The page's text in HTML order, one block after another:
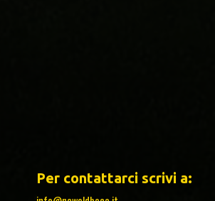
Per contattarci scrivi a: